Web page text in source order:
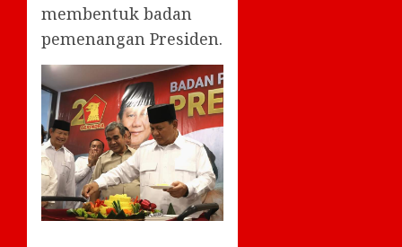
membentuk badan
pemenangan Presiden.